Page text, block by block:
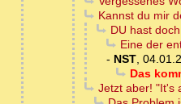
Kannst du mir
DU hast
Eine der
- NST,
Das
Jetzt aber! "It's